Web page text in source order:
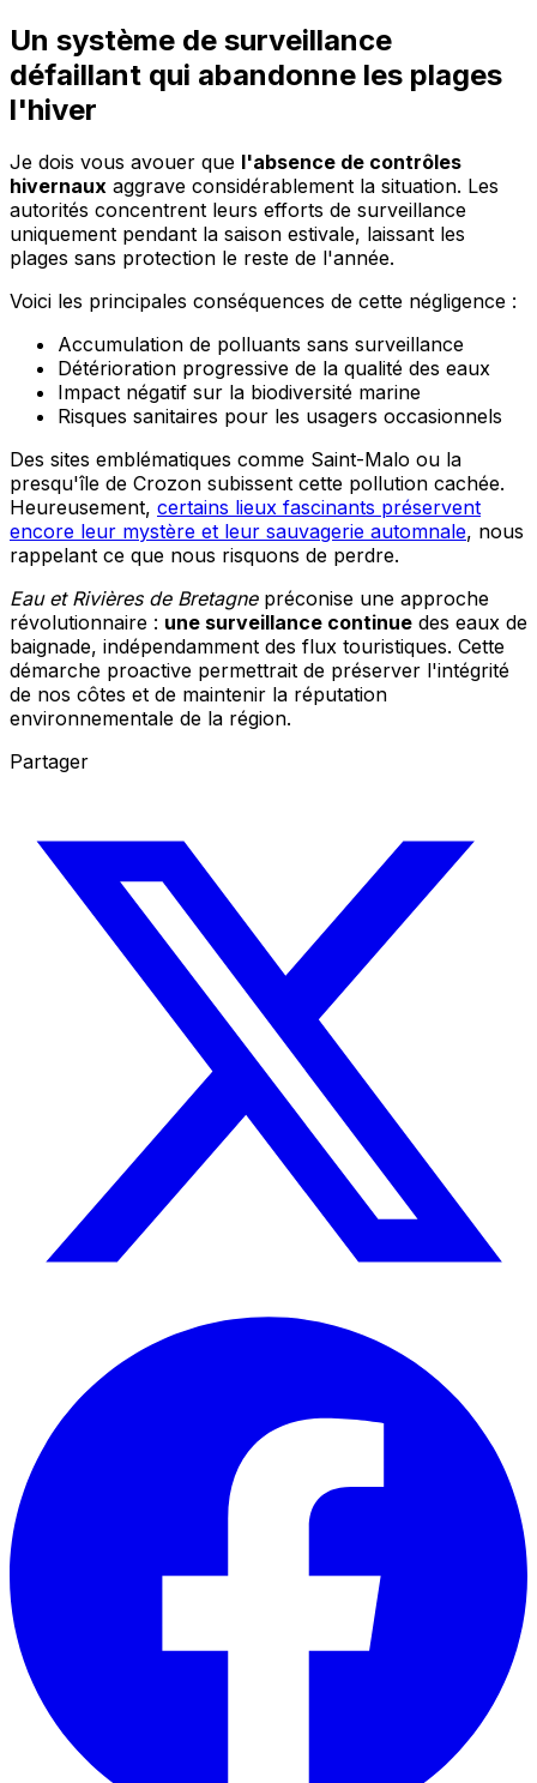
Un système de surveillance
défaillant qui abandonne les plages
l'hiver
Je dois vous avouer que l'absence de contrôles
hivernaux aggrave considérablement la situation. Les
autorités concentrent leurs efforts de surveillance
uniquement pendant la saison estivale, laissant les
plages sans protection le reste de l'année.
Voici les principales conséquences de cette négligence :
Accumulation de polluants sans surveillance
Détérioration progressive de la qualité des eaux
Impact négatif sur la biodiversité marine
Risques sanitaires pour les usagers occasionnels
Des sites emblématiques comme Saint-Malo ou la
presqu'île de Crozon subissent cette pollution cachée.
Heureusement, certains lieux fascinants préservent
encore leur mystère et leur sauvagerie automnale, nous
rappelant ce que nous risquons de perdre.
Eau et Rivières de Bretagnepréconise une approche
révolutionnaire : une surveillance continue des eaux de
baignade, indépendamment des flux touristiques. Cette
démarche proactive permettrait de préserver l'intégrité
de nos côtes et de maintenir la réputation
environnementale de la région.
Partager